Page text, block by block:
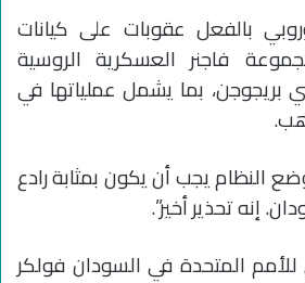
بالفعل عقوبات على كيانات
فاجنر العسكرية الروسية
بريجوجن، بما يشمل عملياتها في
النظام يجب أن يكون بمثابة رادع
إنه تحذير أخير”.
المتحدة في السودان فولكر